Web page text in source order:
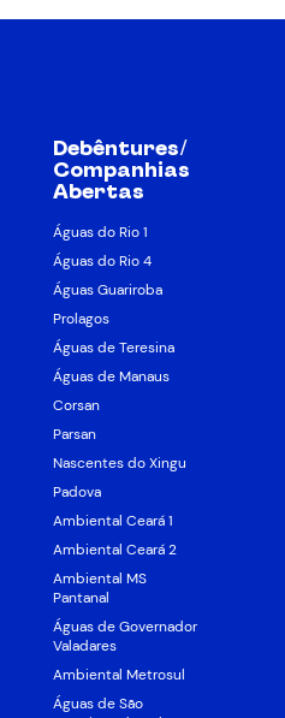
Debêntures/
Companhias
Abertas
Águas do Rio 1
Águas do Rio 4
Águas Guariroba
Prolagos
Águas de Teresina
Águas de Manaus
Corsan
Parsan
Nascentes do Xingu
Padova
Ambiental Ceará 1
Ambiental Ceará 2
Ambiental MS
Pantanal
Águas de Governador
Valadares
Ambiental Metrosul
Águas de São